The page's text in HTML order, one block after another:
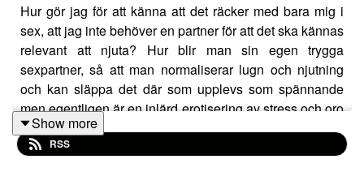
Hur gör jag för att känna att det räcker med bara mig i
sex, att jag inte behöver en partner för att det ska kännas
relevant att njuta? Hur blir man sin egen trygga
sexpartner, så att man normaliserar lugn och njutning
och kan släppa det där som upplevs som spännande
men egentligen är en inlärd erotisering av stress och oro
att bli övergiven?
Vissa avsnitt fastnar lite extra i mitt hjärta, och det här är
Show more
RSS